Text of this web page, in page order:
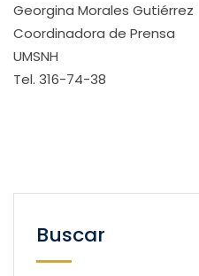
Georgina Morales Gutiérrez
Coordinadora de Prensa
UMSNH
Tel. 316-74-38
Buscar